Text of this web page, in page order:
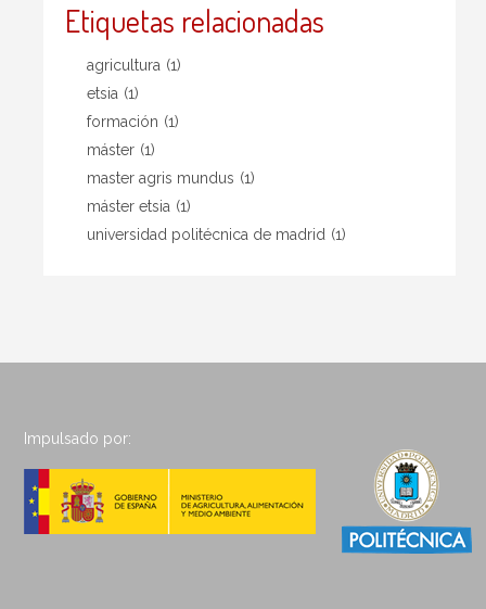
Etiquetas relacionadas
agricultura (1)
etsia (1)
formación (1)
máster (1)
master agris mundus (1)
máster etsia (1)
universidad politécnica de madrid (1)
Impulsado por: